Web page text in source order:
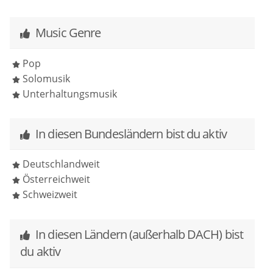
zum eigentlichen Auftritt hat es so gut und
einer anderen Feier nochmal das Vergnügen sie zu
hören! :)
Danke Sara, dass du unseren besonderen Tag noch
besonderer gemacht hast! 😍♥️
Music Genre
Pop
Solomusik
Unterhaltungsmusik
In diesen Bundesländern bist du aktiv
Deutschlandweit
Österreichweit
Schweizweit
In diesen Ländern (außerhalb DACH) bist
du aktiv